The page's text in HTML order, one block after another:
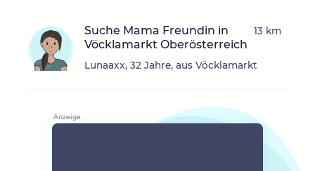
Suche Mama Freundin in
Vöcklamarkt Oberösterreich
Lunaaxx, 32 Jahre, aus Vöcklamarkt
13 km